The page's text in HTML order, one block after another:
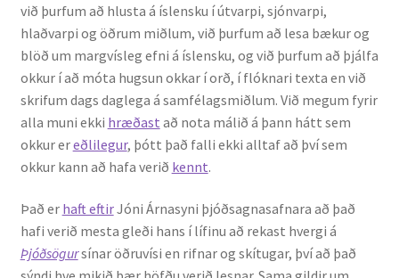
Staða íslenskunnar
Ritverk og erindi
Bækur
Önnur ritverk
Ritrýndar greinar
Óritrýnt fræðilegt efni
við þurfum að hlusta á íslensku í útvarpi, sjónvarpi,
hlaðvarpi og öðrum miðlum, við þurfum að lesa bækur og
blöð um margvísleg efni á íslensku, og við þurfum að þjálfa
okkur í að móta hugsun okkar í orð, í flóknari texta en við
skrifum dags daglega á samfélagsmiðlum. Við megum fyrir
alla muni ekki hræðast að nota málið á þann hátt sem
okkur ereðlilegur, þótt það falli ekki alltaf að því sem
okkur kann að hafa verið kennt.
Það er haft eftirJóni Árnasyni þjóðsagnasafnara að það
hafi verið mesta gleði hans í lífinu að rekast hvergi á
Þjóðsögursínar öðruvísi en rifnar og skítugar, því að það